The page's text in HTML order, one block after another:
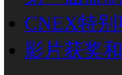
CNEX特别
影片获奖